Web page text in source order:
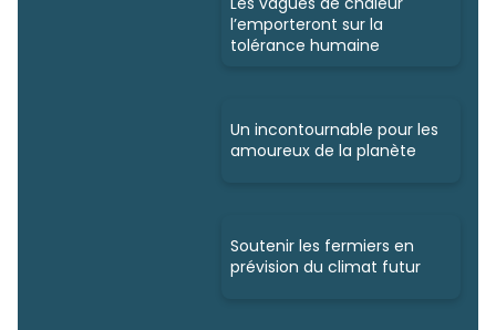
l’emporteront sur la
tolérance humaine
Un incontournable pour les
amoureux de la planète
Soutenir les fermiers en
prévision du climat futur